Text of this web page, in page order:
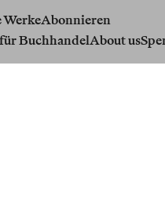
WerkeAbonnieren
BuchhandelAbout us